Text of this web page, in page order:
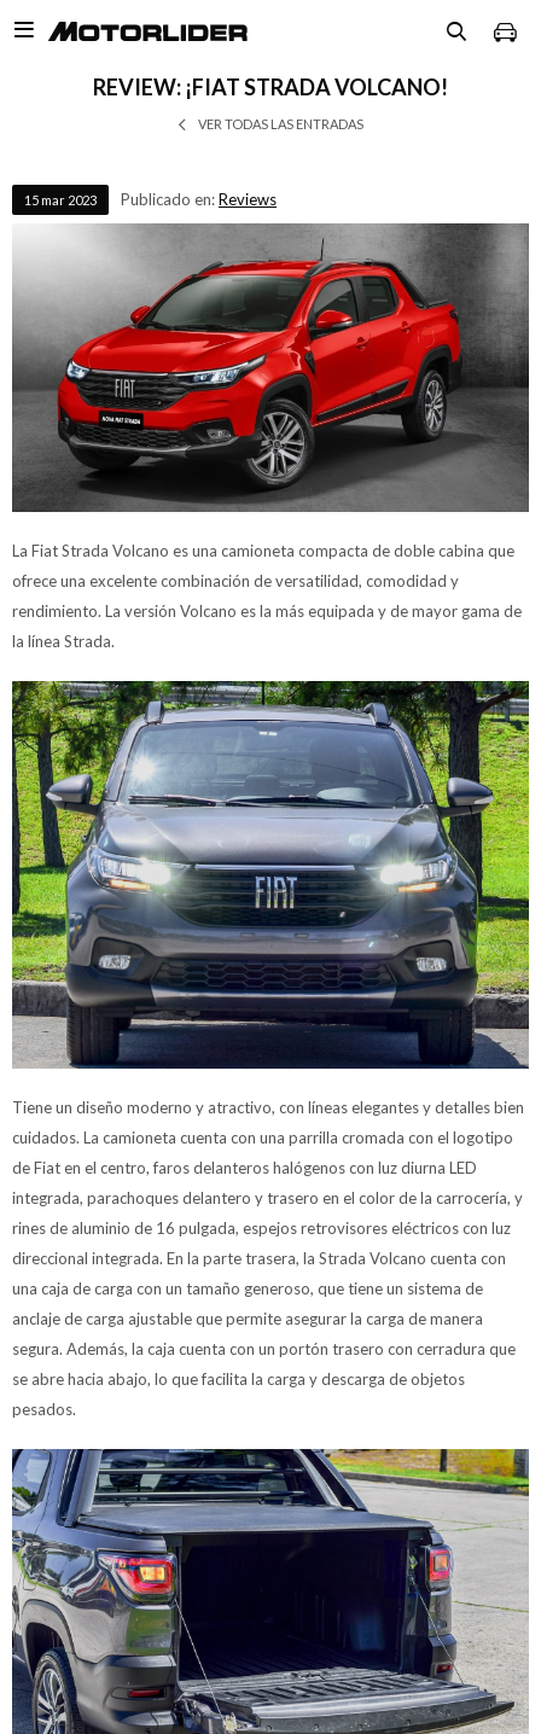

REVIEW: ¡FIAT STRADA VOLCANO!
VER TODAS LAS ENTRADAS
15 mar 2023 Publicado en:Reviews
La Fiat Strada Volcano es una camioneta compacta de doble cabina que
ofrece una excelente combinación de versatilidad, comodidad y
rendimiento. La versión Volcano es la más equipada y de mayor gama de
la línea Strada.
Tiene un diseño moderno y atractivo, con líneas elegantes y detalles bien
cuidados. La camioneta cuenta con una parrilla cromada con el logotipo
de Fiat en el centro, faros delanteros halógenos con luz diurna LED
integrada, parachoques delantero y trasero en el color de la carrocería, y
rines de aluminio de 16 pulgada, espejos retrovisores eléctricos con luz
direccional integrada. En la parte trasera, la Strada Volcano cuenta con
una caja de carga con un tamaño generoso, que tiene un sistema de
anclaje de carga ajustable que permite asegurar la carga de manera
segura. Además, la caja cuenta con un portón trasero con cerradura que
se abre hacia abajo, lo que facilita la carga y descarga de objetos
pesados.